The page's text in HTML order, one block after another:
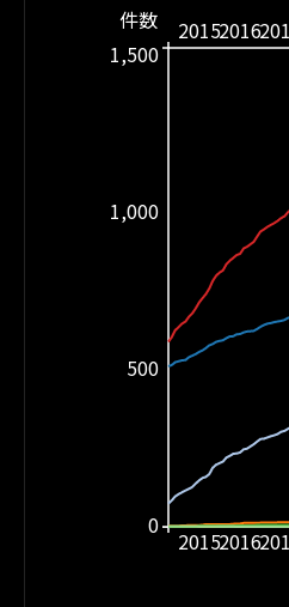
20152016
20152016
0
500
1,000
1,500
件数